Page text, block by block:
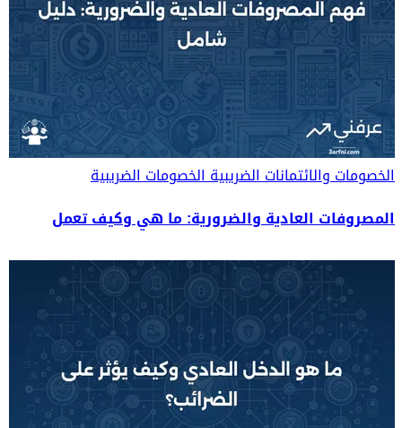
الخصومات والائتمانات الضريبيةالخصومات الضريبية
المصروفات العادية والضرورية: ما هي وكيف تعمل